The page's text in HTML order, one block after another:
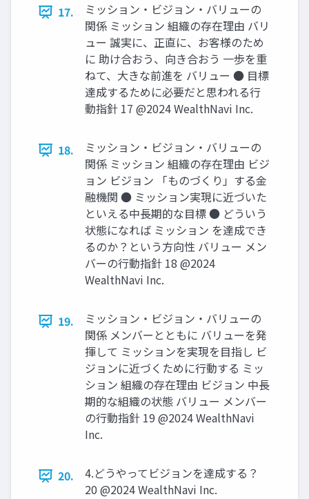
17.
ミッション‧ビジョン‧バリューの
関係 ミッション 組織の存在理由 バリ
ュー 誠実に、正直に、お客様のため
に 助け合おう、向き合おう 一歩を重
ねて、大きな前進を バリュー ● ⽬標
達成するために必要だと思われる⾏
動指針 17 @2024 WealthNavi Inc.
18.
ミッション‧ビジョン‧バリューの
関係 ミッション 組織の存在理由 ビジ
ョン ビジョン 「ものづくり」する金
融機関 ● ミッション実現に近づいた
といえる中⻑期的な⽬標 ● どういう
状態になれば ミッション を達成でき
るのか？という⽅向性 バリュー メン
バーの行動指針 18 @2024
WealthNavi Inc.
19.
ミッション‧ビジョン‧バリューの
関係 メンバーとともに バリューを発
揮して ミッションを実現を⽬指し ビ
ジョンに近づくために⾏動する ミッ
ション 組織の存在理由 ビジョン 中長
期的な組織の状態 バリュー メンバー
の行動指針 19 @2024 WealthNavi
Inc.
20.
4.どうやってビジョンを達成する？
20 @2024 WealthNavi Inc.